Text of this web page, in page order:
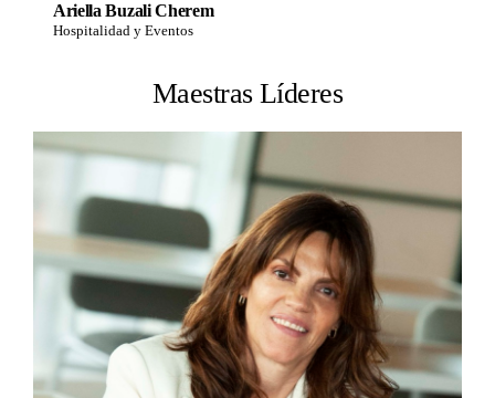
Ariella Buzali Cherem
Hospitalidad y Eventos
Maestras Líderes